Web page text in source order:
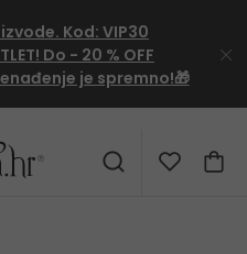
Kod:VIP30
Do - 20 % OFF
je spremno!🎁